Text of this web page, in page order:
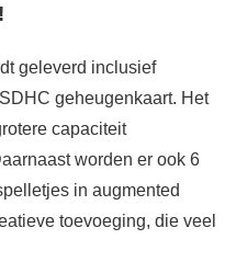
geleverd inclusief
geheugenkaart. Het
capaciteit
worden er ook 6
in augmented
toevoeging, die veel